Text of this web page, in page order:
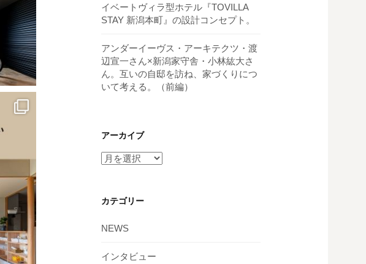
イベートヴィラ型ホテル『TOVILLA
STAY 新潟本町』の設計コンセプト。
アンダーイーヴス・アーキテクツ・渡
辺宣一さん×新潟家守舎・小林紘大さ
ん。互いの自邸を訪ね、家づくりにつ
いて考える。（前編）
アーカイブ
カテゴリー
NEWS
インタビュー